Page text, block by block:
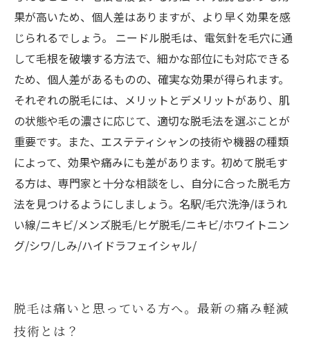
果が高いため、個人差はありますが、より早く効果を感
じられるでしょう。 ニードル脱毛は、電気針を毛穴に通
して毛根を破壊する方法で、細かな部位にも対応できる
ため、個人差があるものの、確実な効果が得られます。
それぞれの脱毛には、メリットとデメリットがあり、肌
の状態や毛の濃さに応じて、適切な脱毛法を選ぶことが
重要です。また、エステティシャンの技術や機器の種類
によって、効果や痛みにも差があります。初めて脱毛す
る方は、専門家と十分な相談をし、自分に合った脱毛方
法を見つけるようにしましょう。名駅/毛穴洗浄/ほうれ
い線/ニキビ/メンズ脱毛/ヒゲ脱毛/ニキビ/ホワイトニン
グ/シワ/しみ/ハイドラフェイシャル/
脱毛は痛いと思っている方へ。最新の痛み軽減
技術とは？